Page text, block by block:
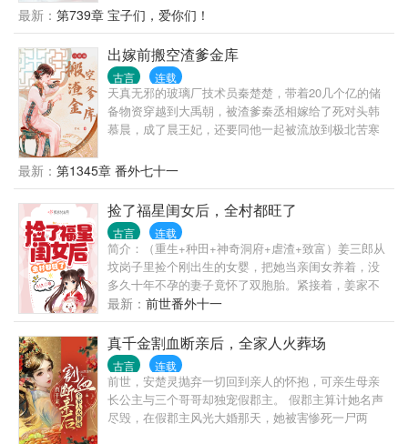
详，让家族蒙羞，被直接被赶出家门。 沈菲和小崽崽
大眼瞪小眼，怎么办？在这古代我自己都养不活，如
今还要带着你。 沈菲决定带崽摆烂，直接找娃他亲
爹，让他负责。 啥? 这时候认亲很难，不难不难，来
给我一根头发，我做个实验，结果保真。
最新： 第739章 宝子们，爱你们！
出嫁前搬空渣爹金库
古言 连载
天真无邪的玻璃厂技术员秦楚楚，带着20几个亿的储
备物资穿越到大禹朝，被渣爹秦丞相嫁给了死对头韩
慕晨，成了晨王妃，还要同他一起被流放到极北苦寒
气，不但顺利的到达了目的地，而且还开创了一片新
天地。 护卫：“王爷，将士们的口粮不够了！” 王
爷：“这事儿你跟王妃说。” 护卫：“王爷，将士们的冬
衣还没做呢！” 王爷：“不是跟你说了吗，这事儿直接
跟王妃说就行了！” 护卫：“王爷，啥事儿都找王妃不
太好吧！别人该说您吃软饭了！” 王爷：“哼！让他们
嫉妒去吧！” 护卫：“…………”
最新： 第1345章 番外七十一
捡了福星闺女后，全村都旺了
古言 连载
简介：（重生+种田+神奇洞府+虐渣+致富）姜三郎从
坟岗子里捡个刚出生的女婴，把她当亲闺女养着，没
多久十年不孕的妻子竟怀了双胞胎。紧接着，姜家不
断有好事降临，从一贫如洗，一步步走上富裕之路。
全村人都羡慕姜家好运气，都想沾沾小仙童的福气。
樱宝小...
最新： 前世番外十一
真千金割血断亲后，全家人火葬场
古言 连载
前世，安楚灵抛弃一切回到亲人的怀抱，可亲生母亲
长公主与三个哥哥却独宠假郡主。 假郡主算计她名声
尽毁，在假郡主风光大婚那天，她被害惨死一尸两